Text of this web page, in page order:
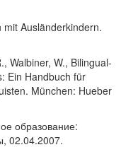
Ausländerkindern.
Walbiner, W., Bilingual-
Ein Handbuch für
München: Hueber
образование:
02.04.2007.